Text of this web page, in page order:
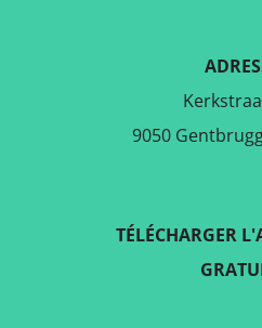
9050
TÉLÉCHARGER